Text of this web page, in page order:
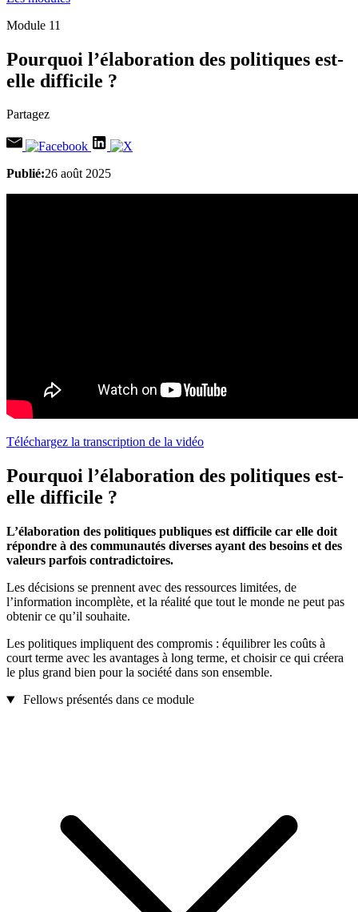
Module 11
Pourquoi l’élaboration des politiques est-
elle difficile ?
Partagez
Publié:26 août 2025
Téléchargez la transcription de la vidéo
Pourquoi l’élaboration des politiques est-
elle difficile ?
L’élaboration des politiques publiques est difficile car elle doit
répondre à des communautés diverses ayant des besoins et des
valeurs parfois contradictoires.
Les décisions se prennent avec des ressources limitées, de
l’information incomplète, et la réalité que tout le monde ne peut pas
obtenir ce qu’il souhaite.
Les politiques impliquent des compromis : équilibrer les coûts à
court terme avec les avantages à long terme, et choisir ce qui créera
le plus grand bien pour la société dans son ensemble.
Fellows présentés dans ce module